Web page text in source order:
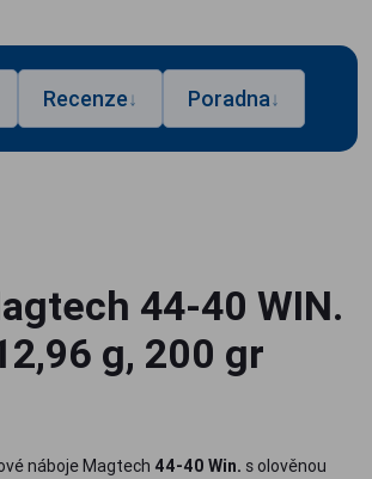
Recenze↓ Poradna↓
44-40 WIN.
g, 200 gr
náboje Magtech 44-40 Win. s olověnou